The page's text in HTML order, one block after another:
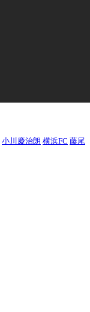
小川慶治朗 横浜FC 藤尾